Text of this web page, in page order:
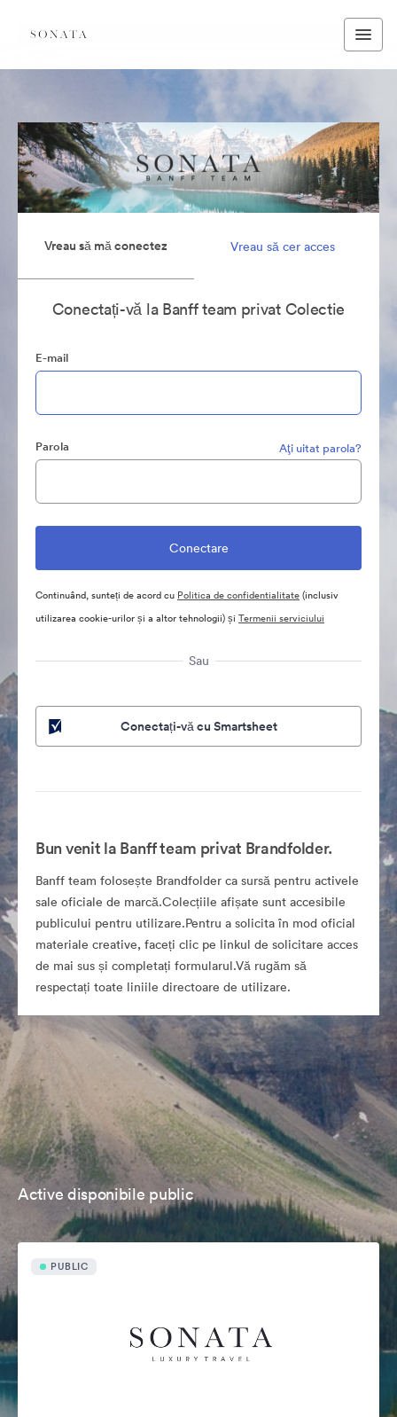
Vreau să mă conectez Vreau să cer acces
Conectați-vă la Banff team privat Colectie
E-mail
Parola Aţi uitat parola?
Continuând, sunteți de acord cu Politica de confidentialitate(inclusiv
utilizarea cookie-urilor și a altor tehnologii) și Termenii serviciului
Sau
Conectați-vă cu Smartsheet
Bun venit la Banff team privat Brandfolder.
Banff team folosește Brandfolder ca sursă pentru activele
sale oficiale de marcă.Colecțiile afișate sunt accesibile
publicului pentru utilizare.Pentru a solicita în mod oficial
materiale creative, faceți clic pe linkul de solicitare acces
de mai sus și completați formularul.Vă rugăm să
respectați toate liniile directoare de utilizare.
Active disponibile public
PUBLIC